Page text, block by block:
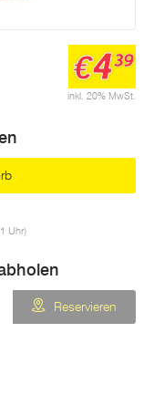
inkl. 20% MwSt.
€439
Uhr)
Reservieren